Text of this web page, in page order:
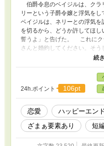
伯爵令息のベイジルは、クラ
リーという子爵令嬢と浮気を
ベイジルは、ネリーとの浮気
を切るから、どうか許してほ
誓うよ」と告げた。 これにク
さんと婚約してください。そ
いう意味不明な提案をしてき
24h.ポイント 106pt
恋愛 ハッピーエンド
ざまぁ要素あり
短